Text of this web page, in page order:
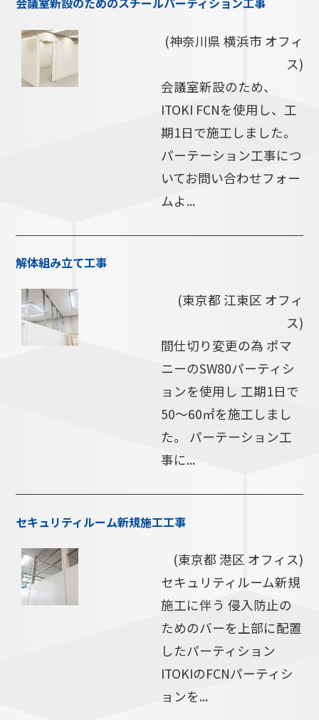
(神奈川県 横浜市 オフィ
ス)
会議室新設のため、
ITOKI FCNを使用し、工
期1日で施工しました。
パーテーション工事につ
いてお問い合わせフォー
ムよ...
解体組み立て工事
(東京都 江東区 オフィ
ス)
間仕切り変更の為 ポマ
ニーのSW80パーティシ
ョンを使用し 工期1日で
50～60㎡を施工しまし
た。 パーテーション工
事に...
セキュリティルーム新規施工工事
(東京都 港区 オフィス)
セキュリティルーム新規
施工に伴う 侵入防止の
ためのバーを上部に配置
したパーティション
ITOKIのFCNパーティシ
ョンを...